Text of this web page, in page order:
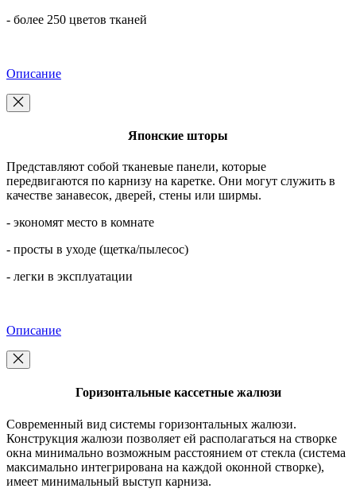
- более 250 цветов тканей
Описание
Японские шторы
Представляют собой тканевые панели, которые
передвигаются по карнизу на каретке. Они могут служить в
качестве занавесок, дверей, стены или ширмы.
- экономят место в комнате
- просты в уходе (щетка/пылесос)
- легки в эксплуатации
Описание
Горизонтальные кассетные жалюзи
Современный вид системы горизонтальных жалюзи.
Конструкция жалюзи позволяет ей располагаться на створке
окна минимально возможным расстоянием от стекла (система
максимально интегрирована на каждой оконной створке),
имеет минимальный выступ карниза.